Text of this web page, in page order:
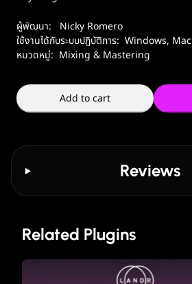
ผู้พัฒนา:
Nicky Romero
ใช้งานได้กับระบบปฏิบัติการ: Windows, Mac
หมวดหมู่: Mixing & Mastering
Add to cart
Reviews
Related Plugins